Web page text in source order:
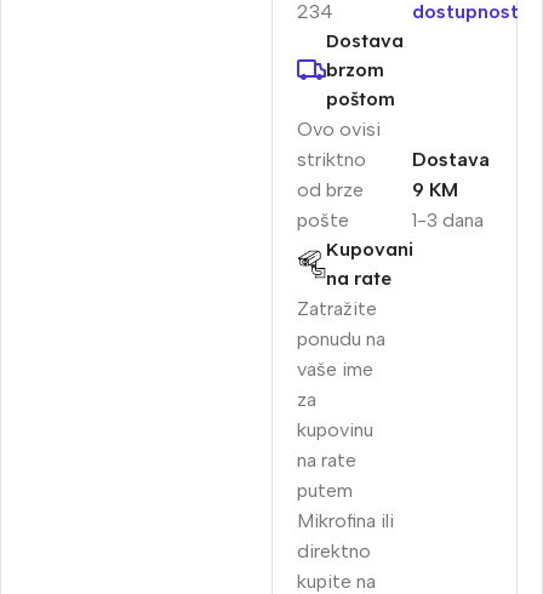
234
dostupnost
Dostava
brzom
poštom
Ovo ovisi
striktno
od brze
pošte
1-3 dana
Dostava
9 KM
Kupovani
na rate
Zatražite
ponudu na
vaše ime
za
kupovinu
na rate
putem
Mikrofina ili
direktno
kupite na